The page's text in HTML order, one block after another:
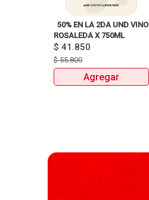
  50% EN LA 2DA UND VINO
ROSALEDA X 750ML
$ 41.850
$55.800
Agregar